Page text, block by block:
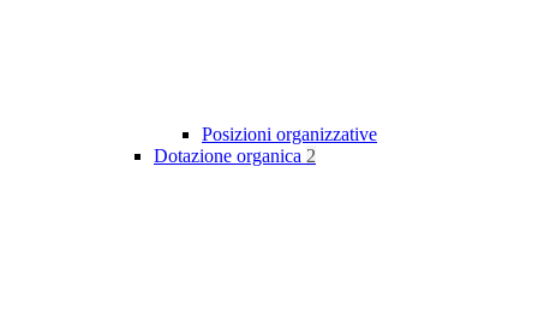
Posizioni organizzative
Dotazione organica 2